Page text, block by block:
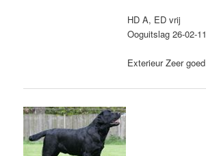
HD A, ED vrij
Ooguitslag 26-02-11
Exterieur Zeer goed